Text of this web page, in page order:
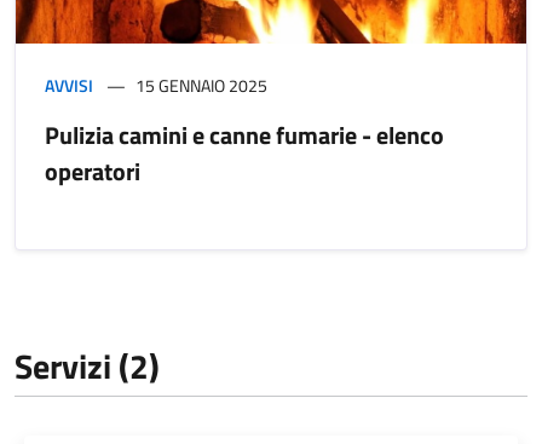
AVVISI 15 GENNAIO 2025
Pulizia camini e canne fumarie - elenco
operatori
Servizi (2)